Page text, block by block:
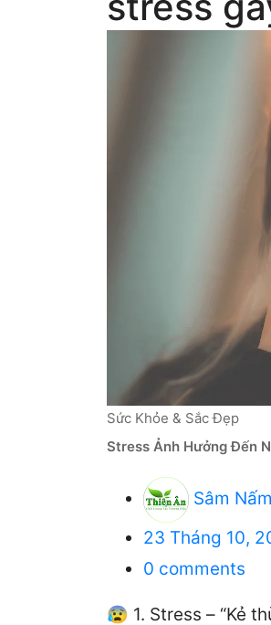
Sức Khỏe & Sắc Đẹp
Stress Ảnh Hưởng Đến
Sâm
Đăng
lên
23 Tháng 10,
0 comments
😰 1. Stress – “Kẻ